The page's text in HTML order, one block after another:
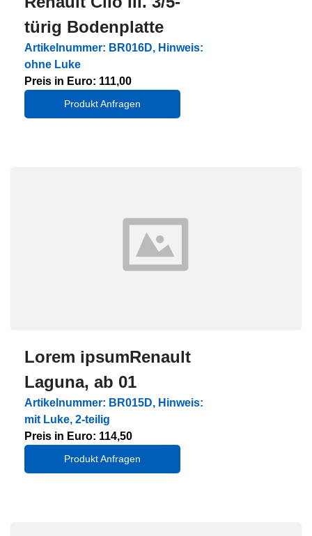
türig Bodenplatte
Artikelnummer: BR016D, Hinweis:
ohne Luke
Preis in Euro: 111,00
Produkt Anfragen
Lorem ipsumRenault
Laguna, ab 01
Artikelnummer: BR015D, Hinweis:
mit Luke, 2-teilig
Preis in Euro: 114,50
Produkt Anfragen